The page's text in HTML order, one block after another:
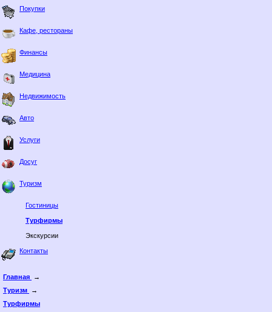
Покупки
Кафе, рестораны
Финансы
Медицина
Недвижимость
Авто
Услуги
Досуг
Туризм
Гостиницы
Турфирмы
Экскурсии
Контакты
Главная
→
Туризм
→
Турфирмы